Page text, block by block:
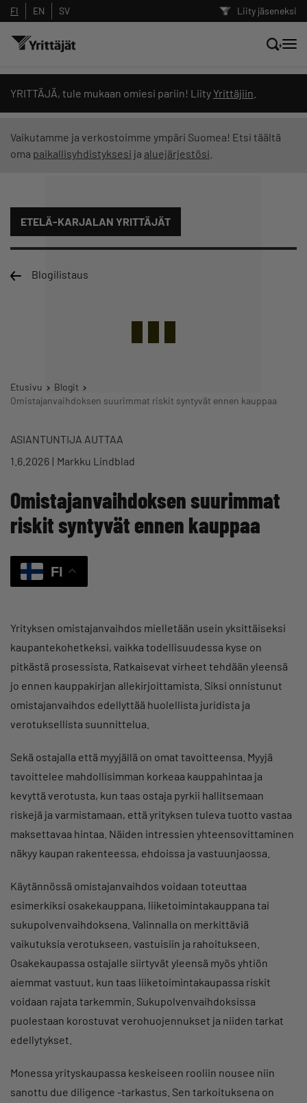
Liity jäseneksi
FI EN SV
YRITTÄJÄ, tule mukaan omiesi pariin! Liity Yrittäjiin
Vaikutamme ja verkostoimme ympäri Suomea! Etsi täältä
oma paikallisyhdistyksesi ja aluejärjestösi
ETELÄ-KARJALAN YRITTÄJÄT
Blogilistaus
Etusivu
Blogit
Omistajanvaihdoksen suurimmat riskit syntyvät ennen kauppaa
ASIANTUNTIJA AUTTAA
1.6.2026
Markku Lindblad
Omistajanvaihdoksen suurimmat
riskit syntyvät ennen kauppaa
FI
Yrityksen omistajanvaihdos mielletään usein yksittäiseksi
kaupantekohetkeksi, vaikka todellisuudessa kyse on
pitkästä prosessista. Ratkaisevat virheet tehdään yleensä
jo ennen kauppakirjan allekirjoittamista. Siksi onnistunut
omistajanvaihdos edellyttää huolellista juridista ja
verotuksellista suunnittelua.
Sekä ostajalla että myyjällä on omat tavoitteensa. Myyjä
tavoittelee mahdollisimman korkeaa kauppahintaa ja
kevyttä verotusta, kun taas ostaja pyrkii hallitsemaan
riskejä ja varmistamaan, että yrityksen tuleva tuotto vastaa
maksettavaa hintaa. Näiden intressien yhteensovittaminen
näkyy kaupan rakenteessa, ehdoissa ja vastuunjaossa.
Käytännössä omistajanvaihdos voidaan toteuttaa
esimerkiksi osakekauppana, liiketoimintakauppana tai
sukupolvenvaihdoksena. Valinnalla on merkittäviä
vaikutuksia verotukseen, vastuisiin ja rahoitukseen.
Osakekaupassa ostajalle siirtyvät yleensä myös yhtiön
aiemmat vastuut, kun taas liiketoimintakaupassa riskit
voidaan rajata tarkemmin. Sukupolvenvaihdoksissa
puolestaan korostuvat verohuojennukset ja niiden tarkat
edellytykset.
Monessa yrityskaupassa keskeiseen rooliin nousee niin
sanottu due diligence -tarkastus. Sen tarkoituksena on
Hae sivustolta tai kysy suoraan
Yrittäjien tekoälyltä
Suodata hakutuloksia: näytä kaikki sisältö